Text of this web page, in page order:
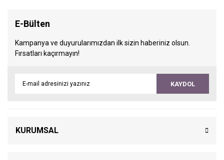
E-Bülten
Kampanya ve duyurularımızdan ilk sizin haberiniz olsun.
Fırsatları kaçırmayın!
KAYDOL
KURUMSAL